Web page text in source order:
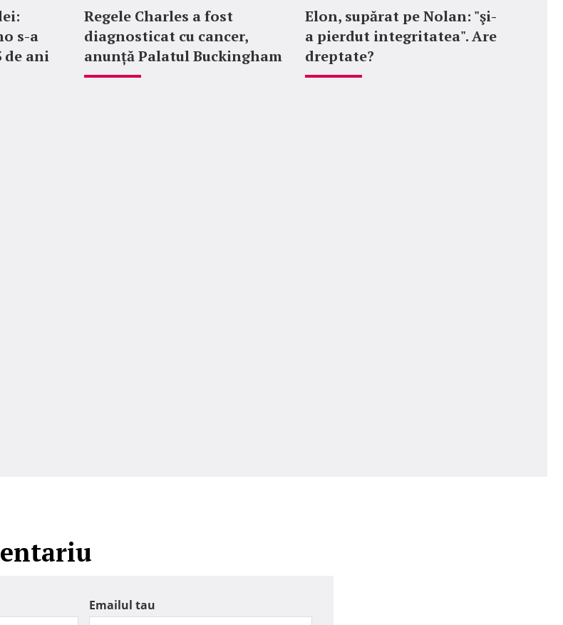
s-a
de ani
Regele Charles a fost
diagnosticat cu cancer,
anunță Palatul Buckingham
Elon, supărat pe Nolan: "şi-
a pierdut integritatea". Are
dreptate?
Emailul tau